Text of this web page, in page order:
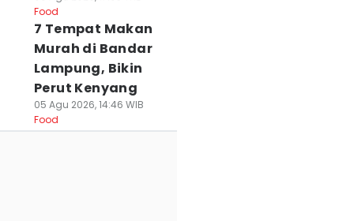
Food
7 Tempat Makan
Murah di Bandar
Lampung, Bikin
Perut Kenyang
05 Agu 2026, 14:46 WIB
Food